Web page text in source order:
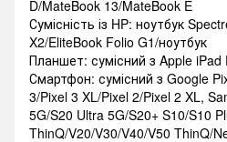
D/MateBook 13/MateBook E
Сумісність із HP: ноутбук
X2/EliteBook Folio G1/ноутбук
Планшет: сумісний з Apple
Смартфон: сумісний з Google
3/Pixel 3 XL/Pixel 2/Pixel 2 XL,
5G/S20 Ultra 5G/S20+ S10/S10
ThinQ/V20/V30/V40/V50 ThinQ/